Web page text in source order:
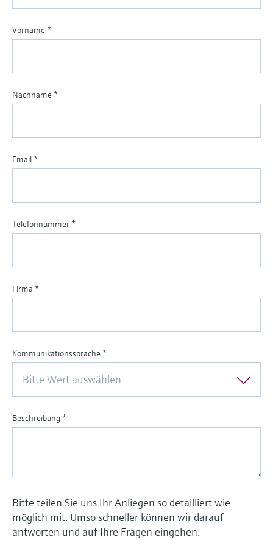
Vorname *
Nachname *
Email *
Telefonnummer *
Firma *
Kommunikationssprache *
Bitte Wert auswählen
Beschreibung *
Bitte teilen Sie uns Ihr Anliegen so detailliert wie
möglich mit. Umso schneller können wir darauf
antworten und auf Ihre Fragen eingehen.